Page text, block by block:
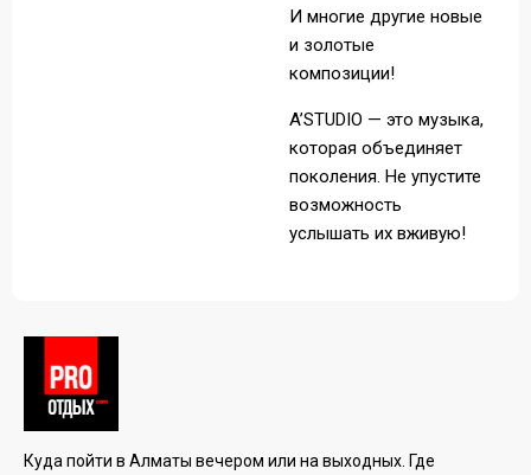
И многие другие новые
и золотые
композиции!
A’STUDIO — это музыка,
которая объединяет
поколения. Не упустите
возможность
услышать их вживую!
Куда пойти в Алматы вечером или на выходных. Где